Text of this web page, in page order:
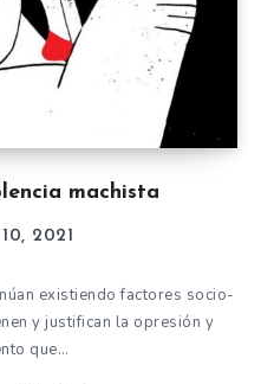
machista
2021
existiendo factores socio-
y justifican la opresión y
que…